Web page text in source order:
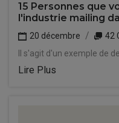
15 Personnes que
l'industrie mailing
20 décembre
42
Il s'agit d'un exemple de
Lire Plus